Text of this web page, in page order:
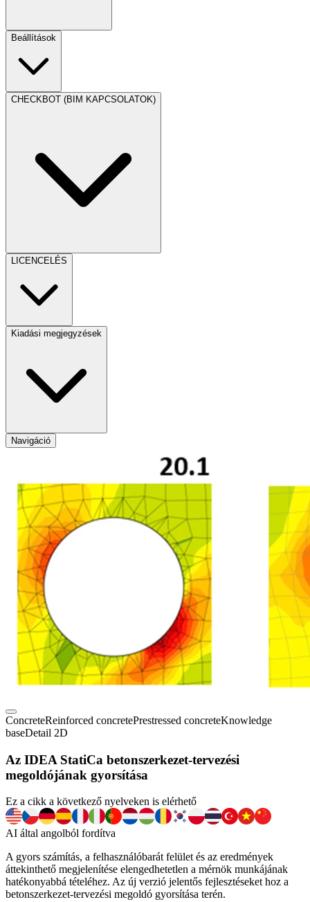
Beállítások
CHECKBOT (BIM KAPCSOLATOK)
LICENCELÉS
Kiadási megjegyzések
Navigáció
ConcreteReinforced concretePrestressed concreteKnowledge
baseDetail 2D
Az IDEA StatiCa betonszerkezet-tervezési
megoldójának gyorsítása
Ez a cikk a következő nyelveken is elérhető
AI által angolból fordítva
A gyors számítás, a felhasználóbarát felület és az eredmények
áttekinthető megjelenítése elengedhetetlen a mérnök munkájának
hatékonyabbá tételéhez. Az új verzió jelentős fejlesztéseket hoz a
betonszerkezet-tervezési megoldó gyorsítása terén.